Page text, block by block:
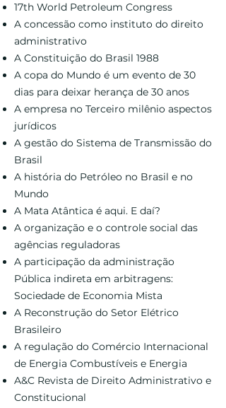
17th World Petroleum Congress
A concessão como instituto do direito
administrativo
A Constituição do Brasil 1988
A copa do Mundo é um evento de 30
dias para deixar herança de 30 anos
A empresa no Terceiro milênio aspectos
jurídicos
A gestão do Sistema de Transmissão do
Brasil
A história do Petróleo no Brasil e no
Mundo
A Mata Atântica é aqui. E daí?
A organização e o controle social das
agências reguladoras
A participação da administração
Pública indireta em arbitragens:
Sociedade de Economia Mista
A Reconstrução do Setor Elétrico
Brasileiro
A regulação do Comércio Internacional
de Energia Combustíveis e Energia
A&C Revista de Direito Administrativo e
Constitucional